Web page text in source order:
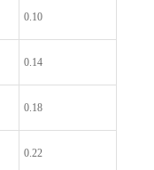
0.10
0.14
0.18
0.22